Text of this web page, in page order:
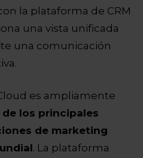
la plataforma de CRM
una vista unificada
una comunicación
es ampliamente
de los principales
de marketing
. La plataforma